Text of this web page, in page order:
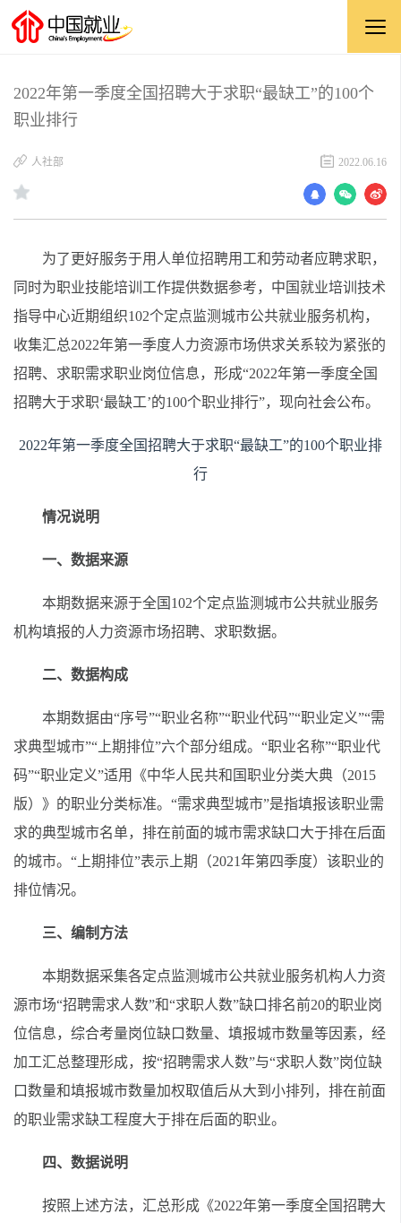
2022年第一季度全国招聘大于求职“最缺工”的100个
职业排行
人社部 2022.06.16
为了更好服务于用人单位招聘用工和劳动者应聘求职，
同时为职业技能培训工作提供数据参考，中国就业培训技术
指导中心近期组织102个定点监测城市公共就业服务机构，
收集汇总2022年第一季度人力资源市场供求关系较为紧张的
招聘、求职需求职业岗位信息，形成“2022年第一季度全国
招聘大于求职‘最缺工’的100个职业排行”，现向社会公布。
2022年第一季度全国招聘大于求职“最缺工”的100个职业排
行
情况说明
一、数据来源
本期数据来源于全国102个定点监测城市公共就业服务
机构填报的人力资源市场招聘、求职数据。
二、数据构成
本期数据由“序号”“职业名称”“职业代码”“职业定义”“需
求典型城市”“上期排位”六个部分组成。“职业名称”“职业代
码”“职业定义”适用《中华人民共和国职业分类大典（2015
版）》的职业分类标准。“需求典型城市”是指填报该职业需
求的典型城市名单，排在前面的城市需求缺口大于排在后面
的城市。“上期排位”表示上期（2021年第四季度）该职业的
排位情况。
三、编制方法
本期数据采集各定点监测城市公共就业服务机构人力资
源市场“招聘需求人数”和“求职人数”缺口排名前20的职业岗
位信息，综合考量岗位缺口数量、填报城市数量等因素，经
加工汇总整理形成，按“招聘需求人数”与“求职人数”岗位缺
口数量和填报城市数量加权取值后从大到小排列，排在前面
的职业需求缺工程度大于排在后面的职业。
四、数据说明
按照上述方法，汇总形成《2022年第一季度全国招聘大